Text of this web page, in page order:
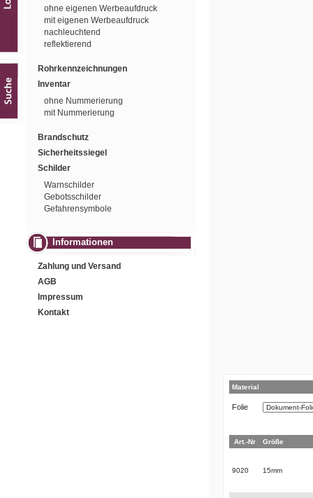
ohne eigenen Werbeaufdruck
mit eigenen Werbeaufdruck
nachleuchtend
reflektierend
Rohrkennzeichnungen
Inventar
ohne Nummerierung
mit Nummerierung
Brandschutz
Sicherheitssiegel
Schilder
Warnschilder
Gebotsschilder
Gefahrensymbole
Informationen
Zahlung und Versand
AGB
Impressum
Kontakt
Material
Folie
Art.-Nr Größe
9020 15mm